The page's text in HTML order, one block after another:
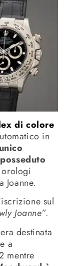
di colore
in
unico
Joanne.
sul
Joanne”.
destinata
a
mentre